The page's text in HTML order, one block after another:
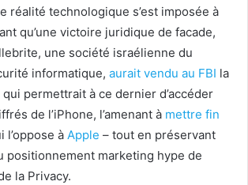
réalité technologique s’est imposée à
qu’une victoire juridique de facade,
une société israélienne du
informatique, aurait vendu au FBI la
permettrait à ce dernier d’accéder
de l’iPhone, l’amenant à mettre fin
l’oppose à Apple – tout en préservant
positionnement marketing hype de
la Privacy.